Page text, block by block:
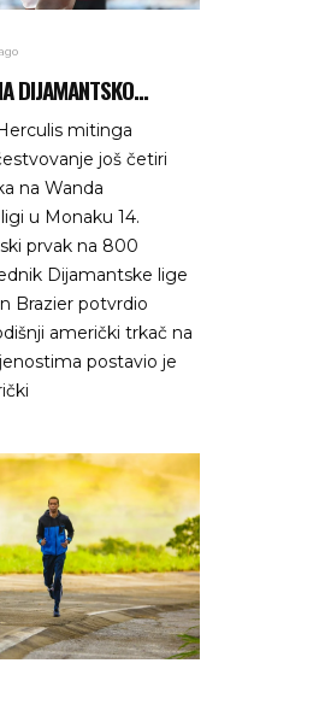
DIJAMANTSKO...
mitinga
još četiri
na Wanda
u Monaku 14.
prvak na 800
Dijamantske lige
Brazier potvrdio
američki trkač na
postavio je